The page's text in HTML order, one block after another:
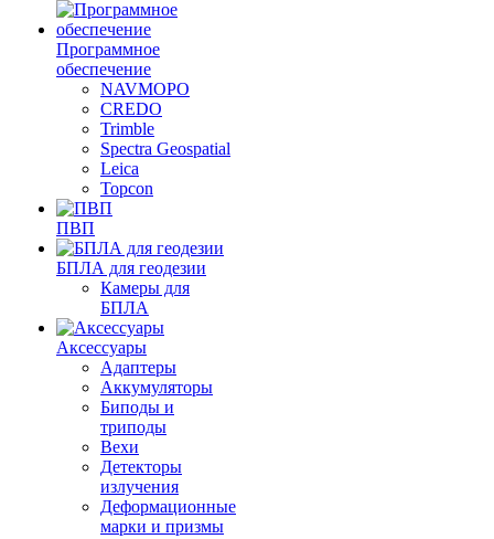
Программное
обеспечение
NAVMOPO
CREDO
Trimble
Spectra Geospatial
Leica
Topcon
ПВП
БПЛА для геодезии
Камеры для
БПЛА
Аксессуары
Адаптеры
Аккумуляторы
Биподы и
триподы
Вехи
Детекторы
излучения
Деформационные
марки и призмы